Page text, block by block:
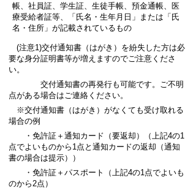
帳、社員証、学生証、生徒手帳、預金通帳、医
療受給者証等、「氏名・生年月日」または「氏
名・住所」が記載されているもの
(注意1)交付通知書（はがき）を紛失した方は必
要な身分証明書等が増えますのでご注意くださ
い。
交付通知書の再発行も可能です。ご不明
点がある場合はご連絡ください。
※交付通知書（はがき）がなくても受け取れる
場合の例
・免許証＋通知カード（要返却）（上記4の1
点でよいものから1点と通知カードの返却（通知
書の場合は提示））
・免許証＋パスポート（上記4の1点でよいも
のから2点）